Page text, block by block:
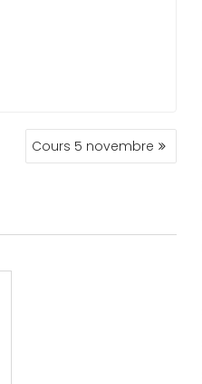
Cours 5 novembre